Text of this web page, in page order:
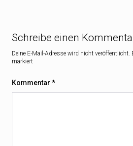
Schreibe einen
Deine E-Mail-Adresse wird nicht veröffentlicht.
markiert
Kommentar *